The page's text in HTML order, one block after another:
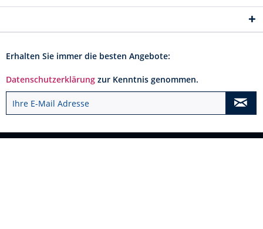
Erhalten Sie immer die besten Angebote:
Datenschutzerklärung zur Kenntnis genommen.